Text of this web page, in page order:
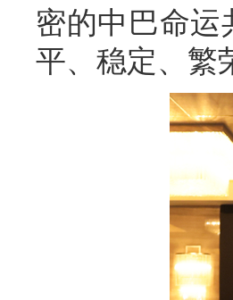
密的中巴命运
平、稳定、繁